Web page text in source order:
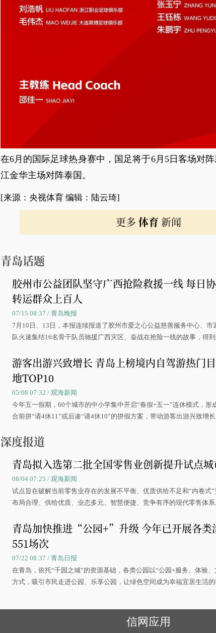
在6月的国际足球热身赛中，国足将于6月5日客场对
江金华主场对阵泰国。
[来源：央视体育 编辑：陆云琦]
更多 体育 新闻
青岛话题
胶州市公益团队坚守广西抢险救援一线 每日
转运群众上百人
07/15 08:37 / 青岛晚报
7月10日、13日，本报连续报道了胶州市爱之心公益慈善服务中心、市
队火速集结16名骨干队员驰援广西灾区、奋战在抢险一线的故事，得到
游客出游兴致增长 青岛上榜境内自驾游热门
地TOP10
05/08 07:32 / 观海新闻
今年五一假期，60个城市的中小学集中开启“春假+五一”连休模式，形
合前拼“请4休11”或后凑“请4休10”的拼假方案，带动游客出游兴致增长
深度报道
青岛拟入选第二批全国零售业创新提升试点城
08/04 07:25 / 观海新闻
试点旨在破解当前零售业存在的发展不平衡、优质供给不足和“内卷式
布局合理、供给优质、业态多元、智慧便捷、竞争有序的现代零售体系
青岛加快推进“公园+”升级 今年已开展各类
551场次
07/22 08:37 / 青岛日报
在青岛，依托“千园之城”的资源基础，各类公园以“公园+服务、体验
方式，吸引市民走进公园、乐享公园，让绿色空间成为幸福宜居生活的
信网应用